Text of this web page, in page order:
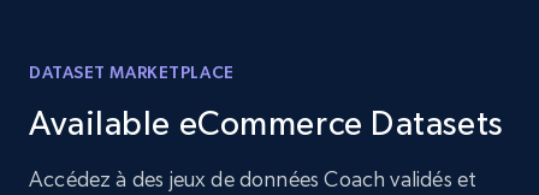
DATASET MARKETPLACE
Available eCommerce Datasets
Accédez à des jeux de données Coach validés et